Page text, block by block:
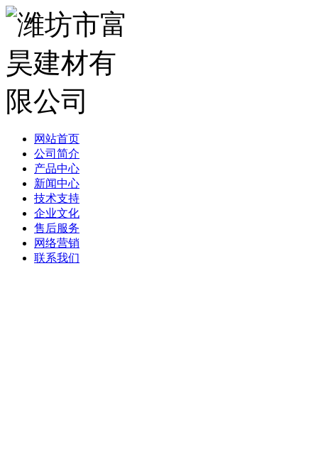
网站首页
公司简介
产品中心
新闻中心
技术支持
企业文化
售后服务
网络营销
联系我们